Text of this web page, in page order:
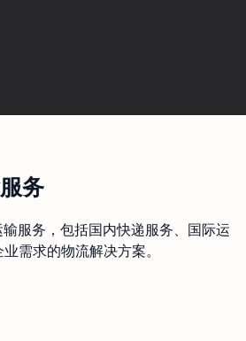
务
服务，包括国内快递服务、国际运
需求的物流解决方案。